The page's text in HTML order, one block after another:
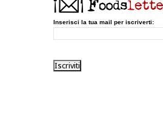
Inserisci la tua mail per iscriverti: